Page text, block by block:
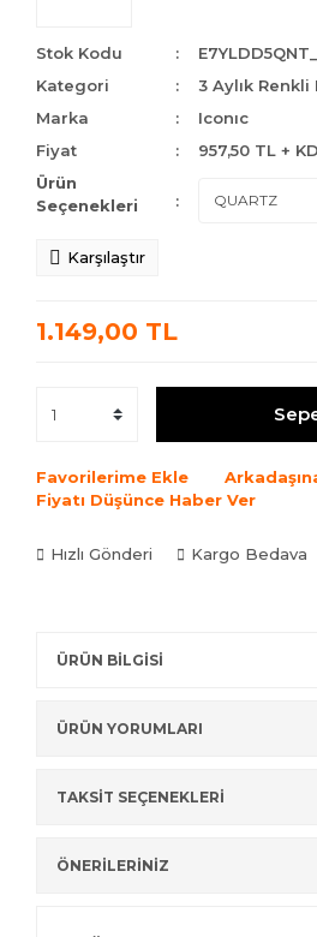
Stok Kodu
Kategori
3 Aylık
Marka
Iconıc
Fiyat
957,50 TL +
Ürün
Seçenekleri
Karşılaştır
1.149,00 TL
Favorilerime Ekle
Fiyatı Düşünce Haber Ver
Hızlı Gönderi Kargo Bedava
ÜRÜN BİLGİSİ
ÜRÜN YORUMLARI
TAKSİT SEÇENEKLERİ
ÖNERİLERİNİZ